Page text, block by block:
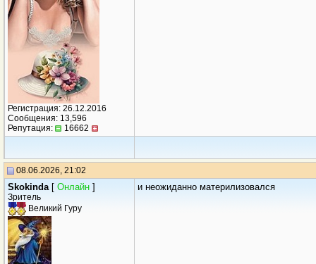
Регистрация: 26.12.2016
Сообщения: 13,596
Репутация:
16662
08.06.2026, 21:02
Skokinda [ Онлайн ]
Зритель
Великий Гуру
и неожиданно материлизовался